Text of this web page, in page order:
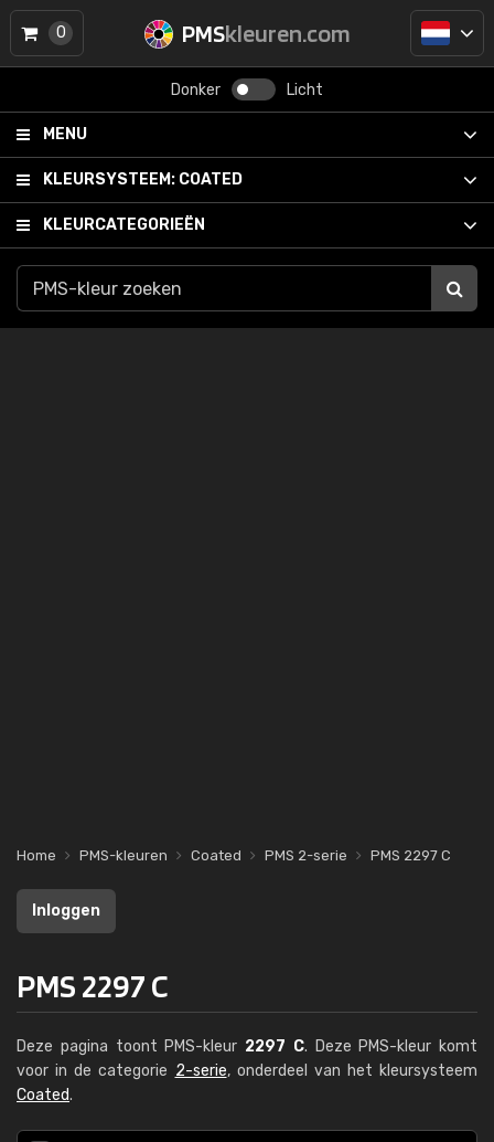
PMSkleuren.com
Donker Licht
MENU
KLEURSYSTEEM: COATED
KLEURCATEGORIEËN
0
Home PMS-kleuren Coated PMS 2-serie PMS 2297 C
Inloggen
PMS 2297 C
Deze pagina toont PMS-kleur 2297 C. Deze PMS-kleur komt
voor in de categorie 2-serie, onderdeel van het kleursysteem
Coated.